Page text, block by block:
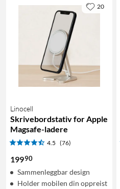
Linocell
Skrivebordstativ for Apple
Magsafe-ladere
4.5 (76)
19990
Sammenleggbar design
Holder mobilen din oppreist
20